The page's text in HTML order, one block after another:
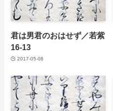
君は男君のおはせず／若紫
16-13
2017-05-08